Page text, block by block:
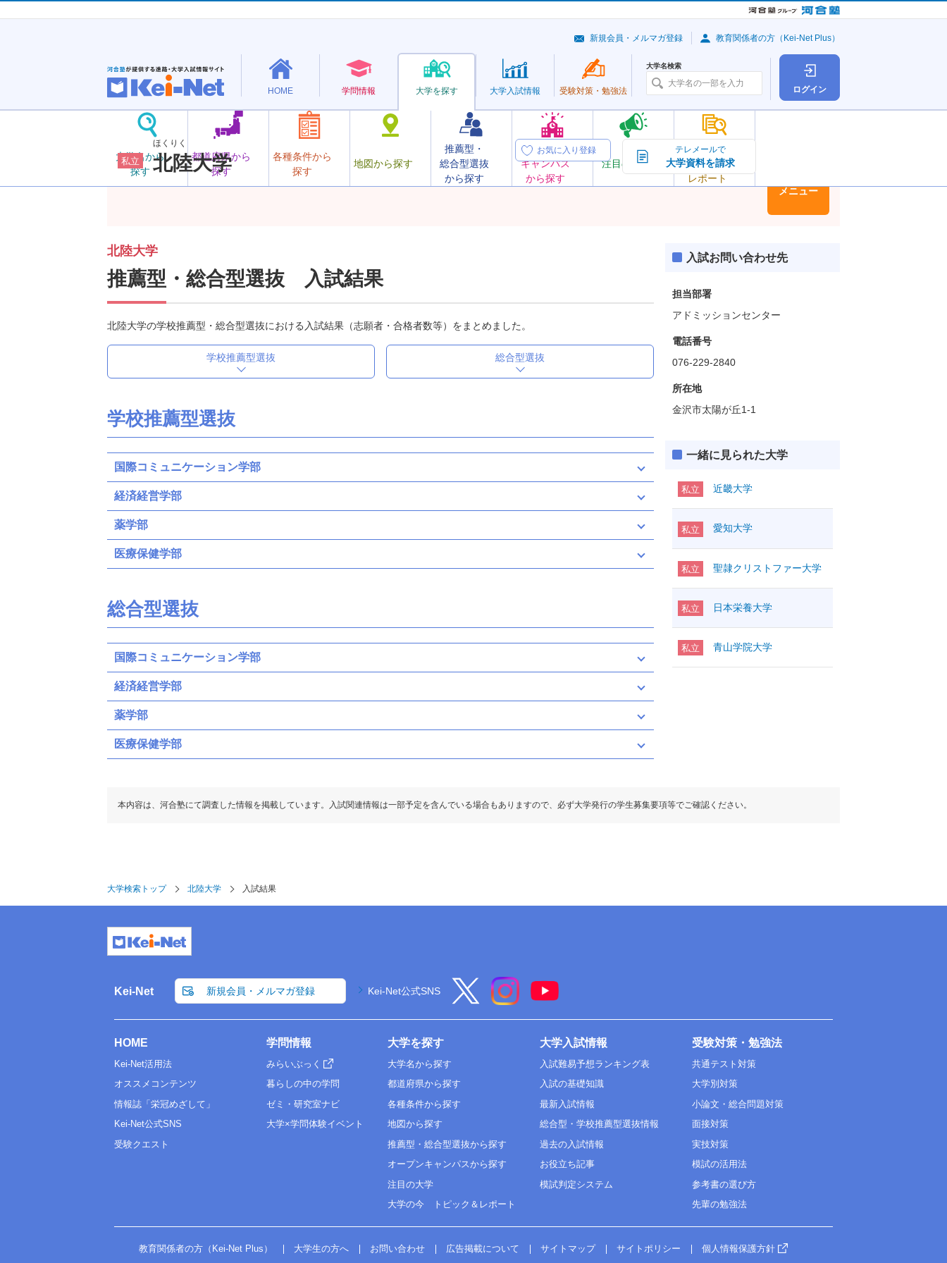
ログイン
HOME 学問情報 大学を探す
大学名から
探す
都道府県から
探す
各種条件から
探す
地図から探す
推薦型・
総合型選抜
から探す
オープン
キャンパス
から探す
注目の大学
大学の今
トピック＆
レポート
大学入試情報 受験対策・ 勉強法
大学名検索
新規会員・メルマガ登録 教育関係者の方（Kei-Net Plus）
私立
ほくりく
北陸大学
お気に入り登録 テレメールで
大学資料を請求
メニュー
北陸大学
推薦型・総合型選抜 入試結果
北陸大学の学校推薦型・総合型選抜における入試結果（志願者・合格者数等）をまとめました。
学校推薦型選抜 総合型選抜
学校推薦型選抜
国際コミュニケーション学部
経済経営学部
薬学部
医療保健学部
総合型選抜
国際コミュニケーション学部
経済経営学部
薬学部
医療保健学部
入試お問い合わせ先
担当部署
アドミッションセンター
電話番号
076-229-2840
所在地
金沢市太陽が丘1-1
一緒に見られた大学
私立 近畿大学
私立 愛知大学
私立 聖隷クリストファー大学
私立 日本栄養大学
私立 青山学院大学
本内容は、河合塾にて調査した情報を掲載しています。入試関連情報は一部予定を含んでいる場合もありますので、必ず大学発行の学生募集要項等でご確認ください。
大学検索トップ 北陸大学 入試結果
Kei-Net 新規会員・メルマガ登録 Kei-Net公式SNS
HOME
Kei-Net活用法
オススメコンテンツ
情報誌「栄冠めざして」
Kei-Net公式SNS
受験クエスト
学問情報
みらいぶっく
暮らしの中の学問
ゼミ・研究室ナビ
大学×学問体験イベント
大学を探す
大学名から探す
都道府県から探す
各種条件から探す
地図から探す
推薦型・総合型選抜から探す
オープンキャンパスから探す
注目の大学
大学の今 トピック＆レポート
大学入試情報
入試難易予想ランキング表
入試の基礎知識
最新入試情報
総合型・学校推薦型選抜情報
過去の入試情報
お役立ち記事
模試判定システム
受験対策・勉強法
共通テスト対策
大学別対策
小論文・総合問題対策
面接対策
実技対策
模試の活用法
参考書の選び方
先輩の勉強法
教育関係者の方（Kei-Net Plus） 大学生の方へ お問い合わせ 広告掲載について サイトマップ サイトポリシー 個人情報保護方針